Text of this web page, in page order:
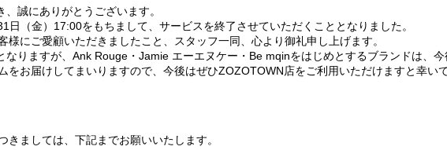
誠にありがとうございます。
日（金）17:00をもちまして、サービスを終了させていただくこととなりました。
様にご愛顧いただきましたこと、スタッフ一同、心より御礼申し上げます。
なりますが、Ank Rouge・Jamie エーエヌケー・Be mqinをはじめとするブランドは、
をお届けしてまいりますので、今後はぜひZOZOTOWN店をご利用いただけますと幸いで
ましては、下記までお願いいたします。